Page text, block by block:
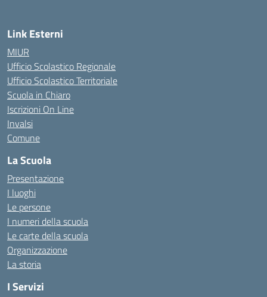
Link Esterni
MIUR
Ufficio Scolastico Regionale
Ufficio Scolastico Territoriale
Scuola in Chiaro
Iscrizioni On Line
Invalsi
Comune
La Scuola
Presentazione
I luoghi
Le persone
I numeri della scuola
Le carte della scuola
Organizzazione
La storia
I Servizi